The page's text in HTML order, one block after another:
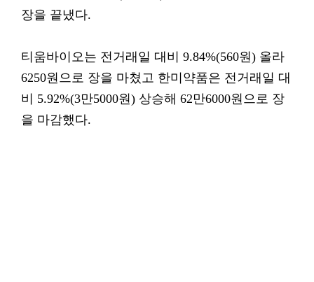
장을 끝냈다.
티움바이오는 전거래일 대비 9.84%(560원) 올라
6250원으로 장을 마쳤고 한미약품은 전거래일 대
비 5.92%(3만5000원) 상승해 62만6000원으로 장
을 마감했다.